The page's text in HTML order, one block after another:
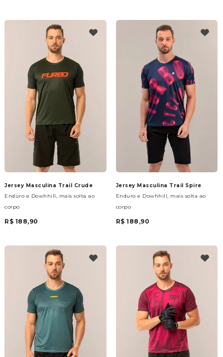
Jersey Masculina Trail Crude
Enduro e Dowhhill, mais solta ao
corpo
R$ 188,90
Jersey Masculina Trail Spire
Enduro e Dowhhill, mais solta ao
corpo
R$ 188,90